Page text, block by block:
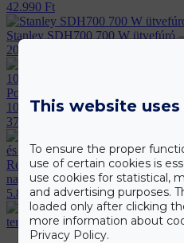
42.990 Ft
Stanley SDH700 700 W ütvefúró
20.990
PowerStart Q15 – hordozható
1000A/2000A/2500A (BBD)
37.990
Retro Kresz teszt társasjáték –
nagyoknak (BBMJ)
5.890Ft
Sport &
termékek
This website
To ensure the proper
use of certain cookies is
use cookies for statistical,
and advertising purposes.
loaded only after clicking
more information about
Privacy Policy.